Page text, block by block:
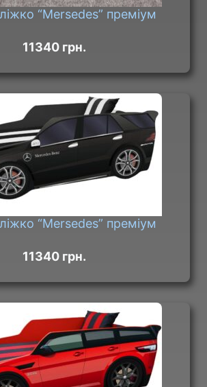
“Mersedes” преміум
11340 грн.
“Mersedes” преміум
11340 грн.